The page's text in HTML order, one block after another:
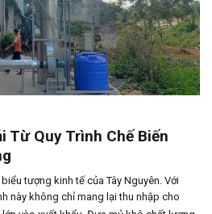
Từ Quy Trình Chế Biến
tượng kinh tế của Tây Nguyên. Với
này không chỉ mang lại thu nhập cho